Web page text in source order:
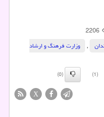
2206
,
وزارت فرهنگ و ارشاد
(1)
(0)
X